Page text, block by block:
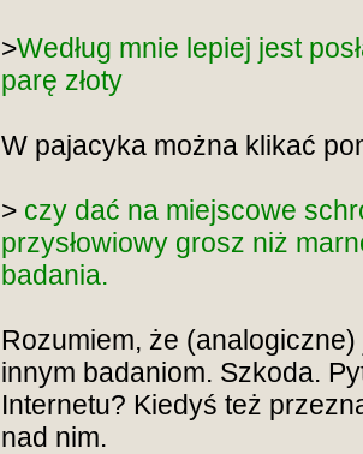
>Według mnie lepiej jest
parę złoty
W pajacyka można klikać
> czy dać na miejscowe
przysłowiowy grosz niż
badania.
Rozumiem, że
innym badaniom. Szkoda.
Internetu? Kiedyś też
nad nim.